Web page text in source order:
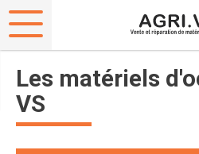
Les matériels
VS